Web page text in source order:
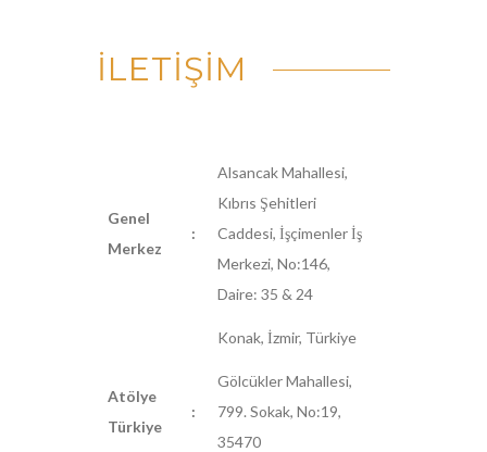
İLETİŞİM
Genel
Merkez
:
Alsancak Mahallesi,
Kıbrıs Şehitleri
Caddesi, İşçimenler İş
Merkezi, No:146,
Daire: 35 & 24
Konak, İzmir, Türkiye
Atölye
Türkiye
:
Gölcükler Mahallesi,
799. Sokak, No:19,
35470